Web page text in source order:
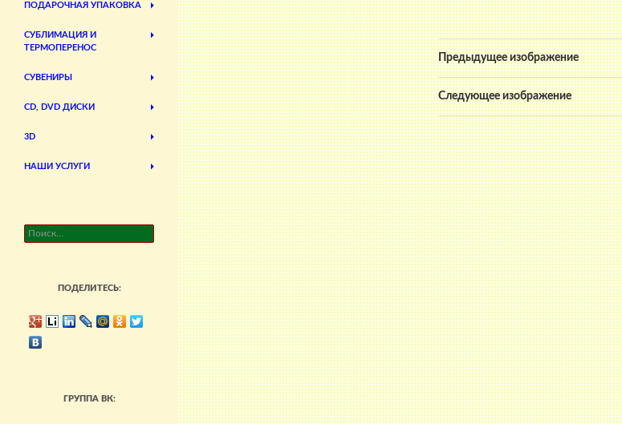
Предыдущее изображение
Следующее изображение
ПОДАРОЧНАЯ УПАКОВКА
СУБЛИМАЦИЯ И
ТЕРМОПЕРЕНОС
СУВЕНИРЫ
CD, DVD ДИСКИ
3D
НАШИ УСЛУГИ
Найти:
ПОДЕЛИТЕСЬ:
ГРУППА ВК: